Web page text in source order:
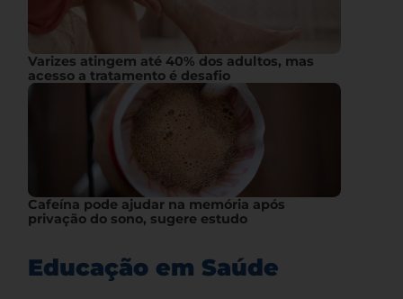
Varizes atingem até 40% dos adultos, mas
acesso a tratamento é desafio
Cafeína pode ajudar na memória após
privação do sono, sugere estudo
Educação em Saúde